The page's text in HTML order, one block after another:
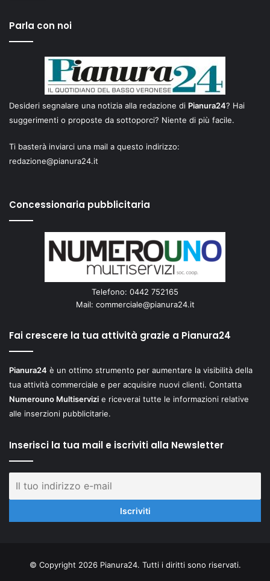
Parla con noi
Desideri segnalare una notizia alla redazione di Pianura24? Hai
suggerimenti o proposte da sottoporci? Niente di più facile.
Ti basterà inviarci una mail a questo indirizzo:
redazione@pianura24.it
Concessionaria pubblicitaria
Telefono: 0442 752165
Mail: commerciale@pianura24.it
Fai crescere la tua attività grazie a Pianura24
Pianura24 è un ottimo strumento per aumentare la visibilità della
tua attività commerciale e per acquisire nuovi clienti. Contatta
Numerouno Multiservizi e riceverai tutte le informazioni relative
alle inserzioni pubblicitarie.
Inserisci la tua mail e iscriviti alla Newsletter
© Copyright 2026 Pianura24. Tutti i diritti sono riservati.